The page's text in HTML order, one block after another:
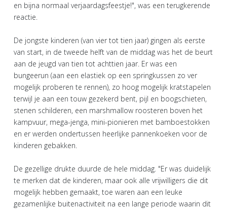
en bijna normaal verjaardagsfeestje!", was een terugkerende
reactie.
De jongste kinderen (van vier tot tien jaar) gingen als eerste
van start, in de tweede helft van de middag was het de beurt
aan de jeugd van tien tot achttien jaar. Er was een
bungeerun (aan een elastiek op een springkussen zo ver
mogelijk proberen te rennen), zo hoog mogelijk kratstapelen
terwijl je aan een touw gezekerd bent, pijl en boogschieten,
stenen schilderen, een marshmallow roosteren boven het
kampvuur, mega-jenga, mini-pionieren met bamboestokken
en er werden ondertussen heerlijke pannenkoeken voor de
kinderen gebakken.
De gezellige drukte duurde de hele middag. "Er was duidelijk
te merken dat de kinderen, maar ook alle vrijwilligers die dit
mogelijk hebben gemaakt, toe waren aan een leuke
gezamenlijke buitenactiviteit na een lange periode waarin dit